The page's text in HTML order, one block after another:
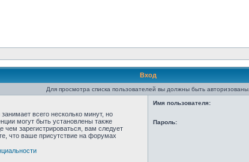
Вход
Для просмотра списка пользователей вы должны быть авторизованы.
всего несколько минут, но
могут быть установлены также
чем зарегистрироваться, вам следует
что ваше присутствие на форумах
Имя пользователя:
Пароль: